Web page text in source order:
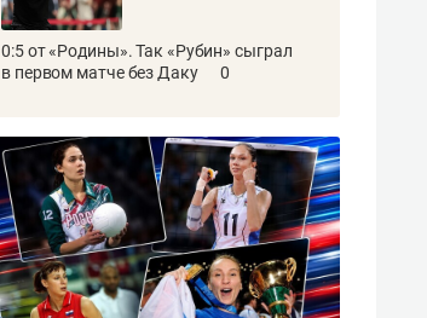
0:5 от «Родины». Так «Рубин» сыграл
в первом матче без Даку
0